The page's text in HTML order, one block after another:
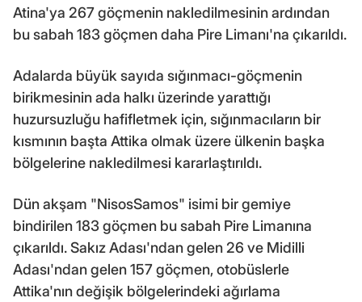
Atina'ya 267 göçmenin nakledilmesinin ardından
bu sabah 183 göçmen daha Pire Limanı'na çıkarıldı.
Adalarda büyük sayıda sığınmacı-göçmenin
birikmesinin ada halkı üzerinde yarattığı
huzursuzluğu hafifletmek için, sığınmacıların bir
kısmının başta Attika olmak üzere ülkenin başka
bölgelerine nakledilmesi kararlaştırıldı.
Dün akşam "NisosSamos" isimi bir gemiye
bindirilen 183 göçmen bu sabah Pire Limanına
çıkarıldı. Sakız Adası'ndan gelen 26 ve Midilli
Adası'ndan gelen 157 göçmen, otobüslerle
Attika'nın değişik bölgelerindeki ağırlama